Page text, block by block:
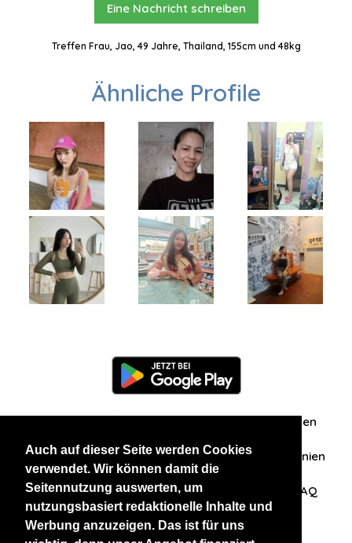
Auch auf dieser Seite werden Cookies
verwendet. Wir können damit die
Seitennutzung auswerten, um
nutzungsbasiert redaktionelle Inhalte und
Werbung anzuzeigen. Das ist für uns
Eine Nachricht schreiben
Treffen Frau, Jao, 49 Jahre, Thailand, 155cm und 48kg
Ähnliche Profile
Zuschriften/Erfahrungen
Datenschutzerklärung AGB Datenschutzrichtlinien
Nehmen Sie Kontakt mit uns auf FAQ
Unsere anderen Websites